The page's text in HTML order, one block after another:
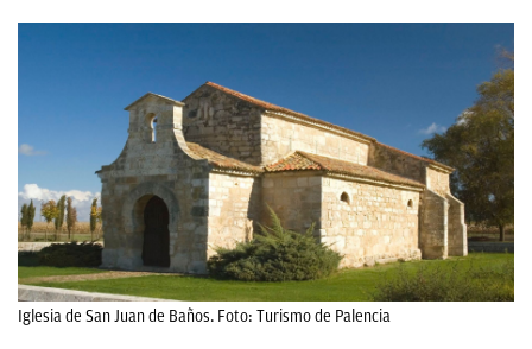
Iglesia de San Juan de Baños. Foto: Turismo de Palencia